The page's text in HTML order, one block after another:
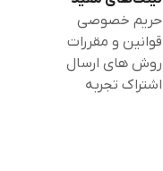
حریم خصوصی
قوانین و مقررات
روش های ارسال
اشتراک تجربه